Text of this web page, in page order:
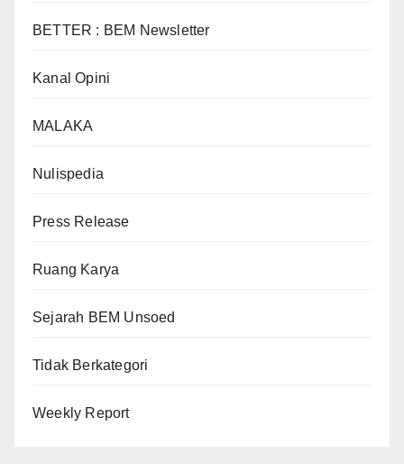
BETTER : BEM Newsletter
Kanal Opini
MALAKA
Nulispedia
Press Release
Ruang Karya
Sejarah BEM Unsoed
Tidak Berkategori
Weekly Report